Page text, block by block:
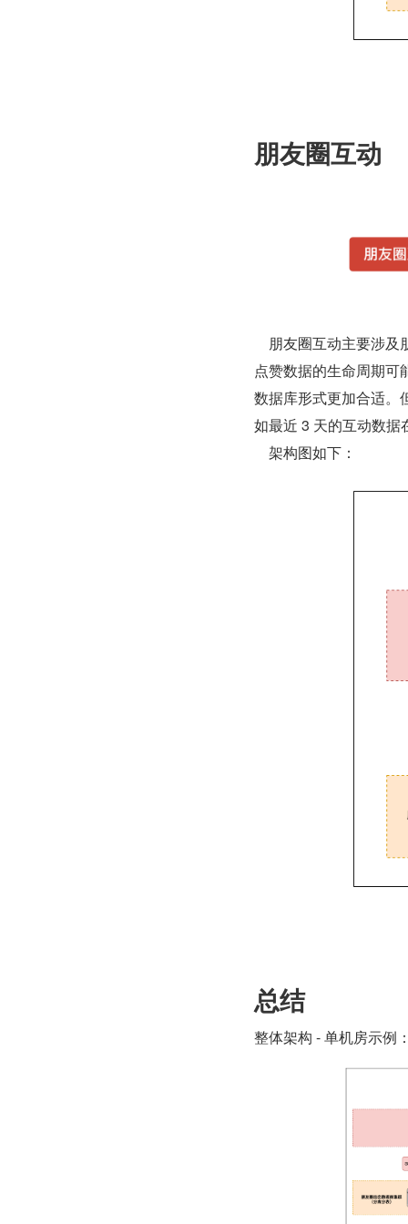
朋友圈互动
点赞数据的生命周期
数据库形式更加合适。
如最近 3 天的互动数
    架构图如下：
总结
整体架构 - 单机房示例